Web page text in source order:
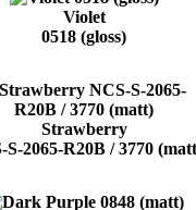
Violet
0518 (gloss)
Strawberry
S-2065-R20B / 3770